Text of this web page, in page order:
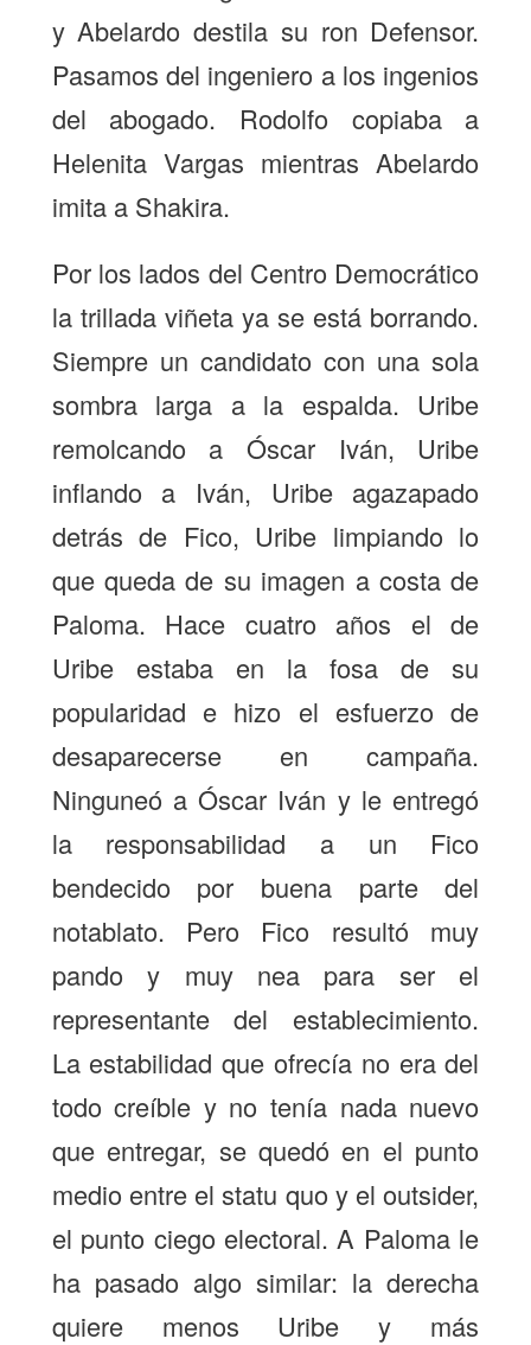
y Abelardo destila su ron Defensor.
Pasamos del ingeniero a los ingenios
del abogado. Rodolfo copiaba a
Helenita Vargas mientras Abelardo
imita a Shakira.
Por los lados del Centro Democrático
la trillada viñeta ya se está borrando.
Siempre un candidato con una sola
sombra larga a la espalda. Uribe
remolcando a Óscar Iván, Uribe
inflando a Iván, Uribe agazapado
detrás de Fico, Uribe limpiando lo
que queda de su imagen a costa de
Paloma. Hace cuatro años el de
Uribe estaba en la fosa de su
popularidad e hizo el esfuerzo de
desaparecerse en campaña.
Ninguneó a Óscar Iván y le entregó
la responsabilidad a un Fico
bendecido por buena parte del
notablato. Pero Fico resultó muy
pando y muy nea para ser el
representante del establecimiento.
La estabilidad que ofrecía no era del
todo creíble y no tenía nada nuevo
que entregar, se quedó en el punto
medio entre el statu quo y eloutsider,
el punto ciego electoral. A Paloma le
ha pasado algo similar: la derecha
quiere menos Uribe y más